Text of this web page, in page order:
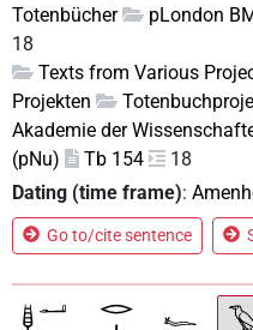
Totenbücher
pLondon
18
Texts from Various
Projekten
Akademie der
(pNu)
Tb 154
18
Dating (time frame):
Go to/cite sentence